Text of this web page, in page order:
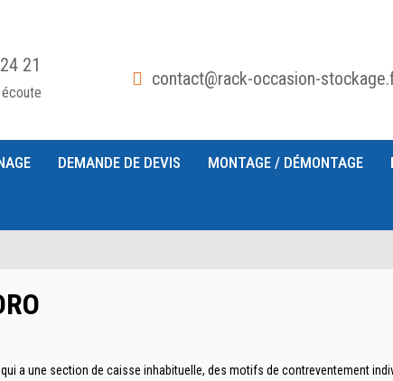
21
contact@rack-occasion-
DEMANDE DE DEVIS MONTAGE / DÉMONTAGE
a une section de caisse inhabituelle, des motifs de contreventement